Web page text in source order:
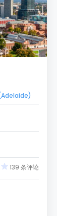
139 条评论